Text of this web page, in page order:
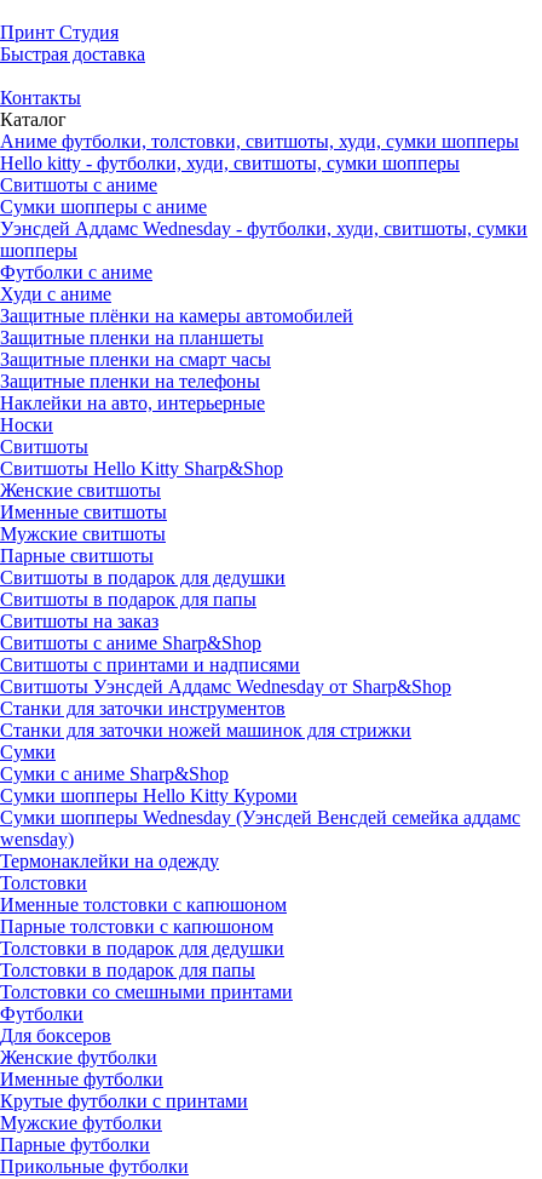
Принт Студия
Быстрая доставка
Контакты
Каталог
Аниме футболки, толстовки, свитшоты, худи, сумки шопперы
Hello kitty - футболки, худи, свитшоты, сумки шопперы
Свитшоты с аниме
Сумки шопперы с аниме
Уэнсдей Аддамс Wednesday - футболки, худи, свитшоты, сумки
шопперы
Футболки с аниме
Худи с аниме
Защитные плёнки на камеры автомобилей
Защитные пленки на планшеты
Защитные пленки на смарт часы
Защитные пленки на телефоны
Наклейки на авто, интерьерные
Носки
Свитшоты
Cвитшоты Hello Kitty Sharp&Shop
Женские свитшоты
Именные свитшоты
Мужские свитшоты
Парные свитшоты
Свитшоты в подарок для дедушки
Свитшоты в подарок для папы
Свитшоты на заказ
Свитшоты с аниме Sharp&Shop
Свитшоты с принтами и надписями
Свитшоты Уэнсдей Аддамс Wednesday от Sharp&Shop
Станки для заточки инструментов
Станки для заточки ножей машинок для стрижки
Сумки
Сумки с аниме Sharp&Shop
Сумки шопперы Hello Kitty Куроми
Сумки шопперы Wednesday (Уэнсдей Венсдей семейка аддамс
wensday)
Термонаклейки на одежду
Толстовки
Именные толстовки с капюшоном
Парные толстовки с капюшоном
Толстовки в подарок для дедушки
Толстовки в подарок для папы
Толстовки со смешными принтами
Футболки
Для боксеров
Женские футболки
Именные футболки
Крутые футболки с принтами
Мужские футболки
Парные футболки
Прикольные футболки